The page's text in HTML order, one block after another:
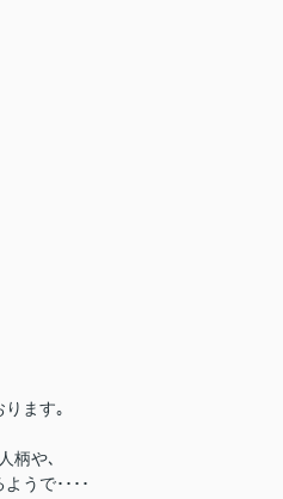
ます｡
柄や､
うで････